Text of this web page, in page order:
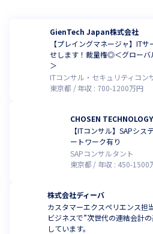
GienTech Japan株式会社
【プレイングマネージャ】IT
せします！裁量権◎＜グローバ
＞
ITコンサル・セキュリティコン
東京都
年収 : 700-1200万円
CHOSEN
【ITコンサル】SAPシ
ートワーク有り
SAPコンサルタント
東京都
年収 : 450-1500
株式会社ディーバ
カスタマーエクスペリエンス担
ビジネスで”次世代の連結会計
しています。